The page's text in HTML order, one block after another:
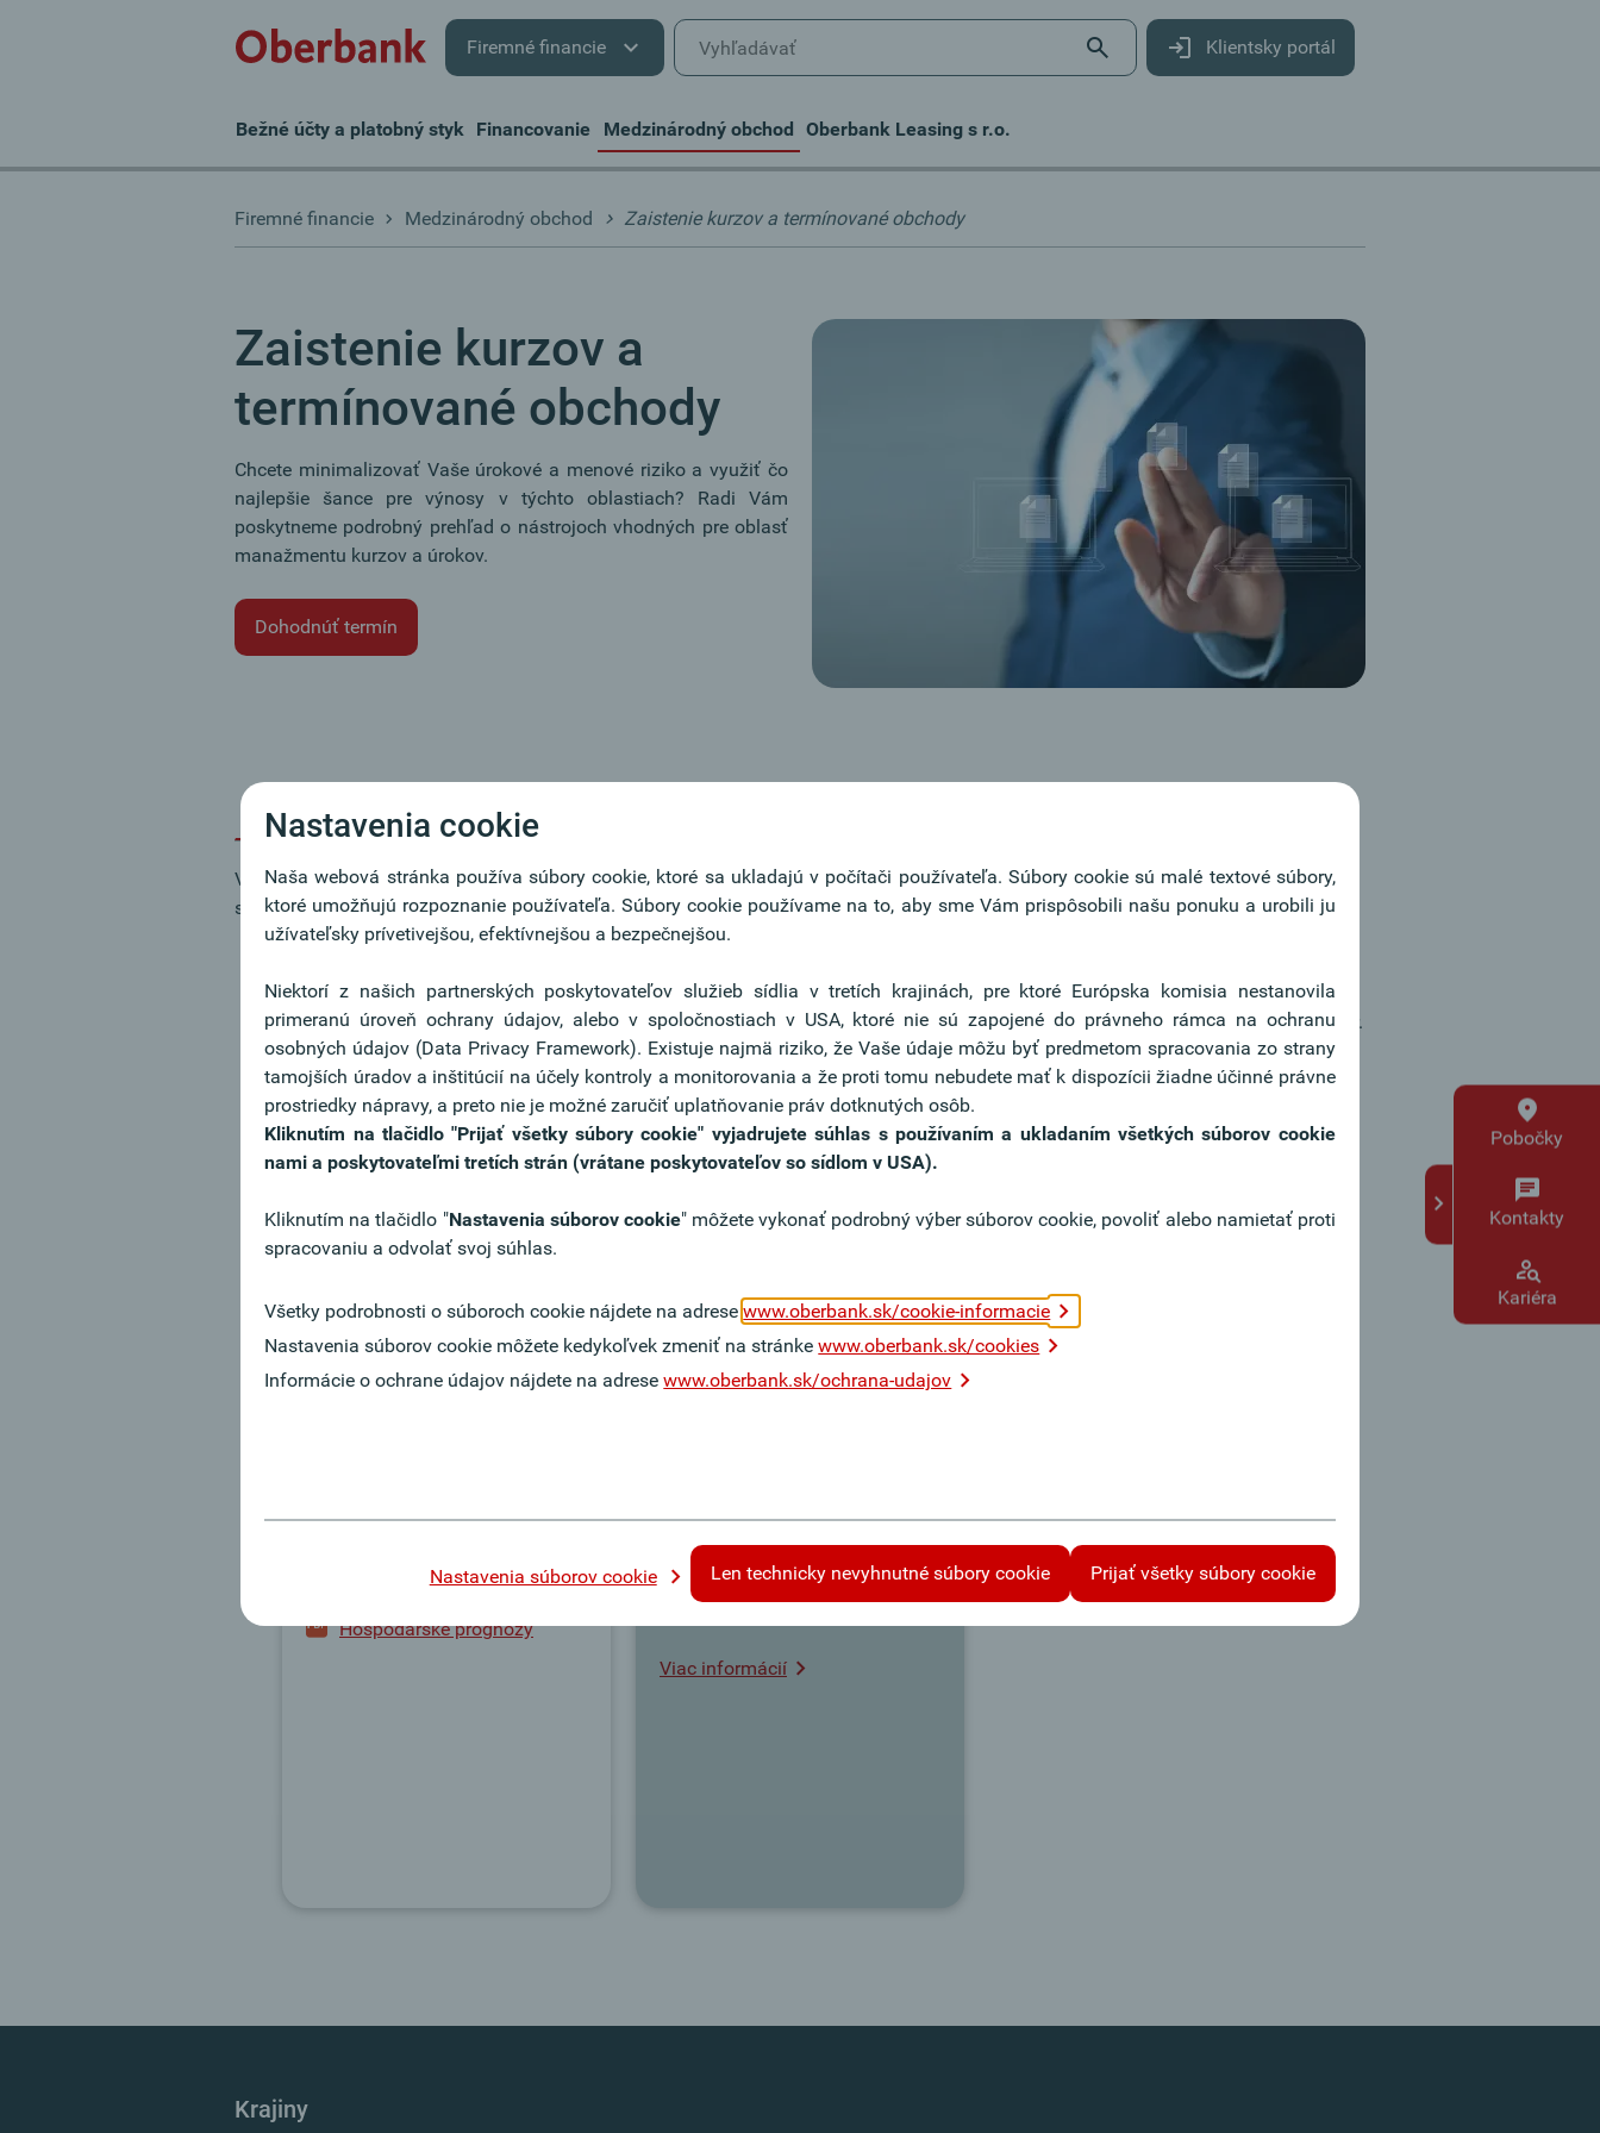
Firemné financie Klientsky portál
Bežné účty a platobný styk Financovanie Medzinárodný obchod Oberbank Leasing s r.o.
Firemné financie Medzinárodný obchod Zaistenie kurzov a termínované obchody
Zaistenie kurzov a
termínované obchody
Chcete minimalizovať Vaše úrokové a menové riziko a využiť čo
najlepšie šance pre výnosy v týchto oblastiach? Radi Vám
poskytneme podrobný prehľad o nástrojoch vhodných pre oblasť
manažmentu kurzov a úrokov.
Dohodnúť termín
Výkyvy výmenných kurzov môžu značne ovplyvniť Vaše výsledky podnikania. Modernými produktovými riešeniami, individuálnym
servisom a rýchlou realizáciou obchodov môžeme dopomôcť k Vašim úspechom pri obchodovaní s cudzími menami.
Spotový obchod je nákup alebo predaj cudzej meny za EUR (alebo za inú cudziu menu) za určitý kurz s dodávkou alebo platbou
dva pracovné dni po uzavretí obchodu. Cudzie meny sa stanovia v dvoch kurzoch: kurzom ponúkaným a kurzom predajným: napr.
EUR/USD: 1,3000/1,3100.
Devízové termínované obchody
Termínovaný obchod je záväzok kúpiť alebo predať určitú sumu v cudzej mene v určitom čase alebo období v budúcnosti za kurz,
stanovený pri uzavretí obchodu.
Limitný príkaz na devízový obchod
Zákazník sa počas našich pracovných hodín trvalo zúčastňuje na trhu svojou požiadavkou na kurz. Pri dosiahnutí želaného kurzu
hospodárstva jednotlivých krajín.
Hospodárske prognózy
Informácie o bankových
poplatkoch, úrokových sadzbách
a kurzoch.
Viac informácií
Pobočky
Kontakty
Kariéra
Nastavenia cookie
Naša webová stránka používa súbory cookie, ktoré sa ukladajú v počítači používateľa. Súbory cookie sú malé textové súbory,
ktoré umožňujú rozpoznanie používateľa. Súbory cookie používame na to, aby sme Vám prispôsobili našu ponuku a urobili ju
užívateľsky prívetivejšou, efektívnejšou a bezpečnejšou.
Niektorí z našich partnerských poskytovateľov služieb sídlia v tretích krajinách, pre ktoré Európska komisia nestanovila
primeranú úroveň ochrany údajov, alebo v spoločnostiach v USA, ktoré nie sú zapojené do právneho rámca na ochranu
osobných údajov (Data Privacy Framework). Existuje najmä riziko, že Vaše údaje môžu byť predmetom spracovania zo strany
tamojších úradov a inštitúcií na účely kontroly a monitorovania a že proti tomu nebudete mať k dispozícii žiadne účinné právne
prostriedky nápravy, a preto nie je možné zaručiť uplatňovanie práv dotknutých osôb.
Kliknutím na tlačidlo "Prijať všetky súbory cookie" vyjadrujete súhlas s používaním a ukladaním všetkých súborov cookie
nami a poskytovateľmi tretích strán (vrátane poskytovateľov so sídlom v USA).
Kliknutím na tlačidlo "Nastavenia súborov cookie" môžete vykonať podrobný výber súborov cookie, povoliť alebo namietať proti
spracovaniu a odvolať svoj súhlas.
Všetky podrobnosti o súboroch cookie nájdete na adresewww.oberbank.sk/cookie-informacie
Nastavenia súborov cookie môžete kedykoľvek zmeniť na stránkewww.oberbank.sk/cookies
Informácie o ochrane údajov nájdete na adresewww.oberbank.sk/ochrana-udajov
Nastavenia súborov cookie Len technicky nevyhnutné súbory cookie Prijať všetky súbory cookie
Krajiny